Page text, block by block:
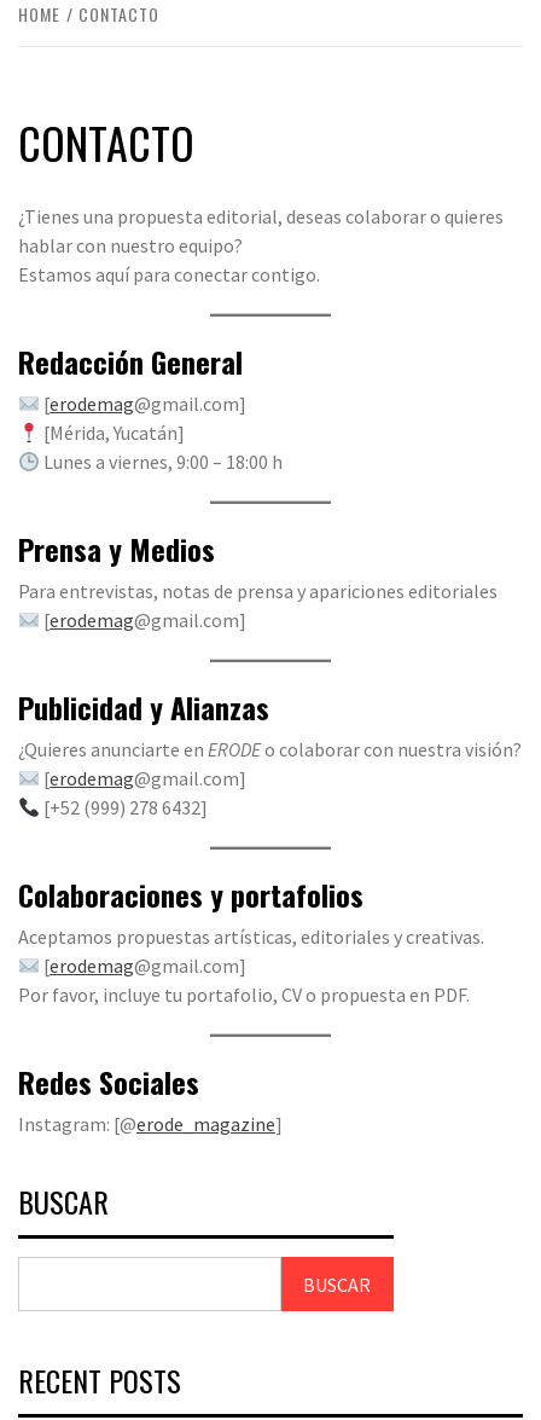
HOME CONTACTO
CONTACTO
¿Tienes una propuesta editorial, deseas colaborar o quieres
hablar con nuestro equipo?
Estamos aquí para conectar contigo.
Redacción General
[erodemag@gmail.com]
[Mérida, Yucatán]
Lunes a viernes, 9:00 – 18:00 h
Prensa y Medios
Para entrevistas, notas de prensa y apariciones editoriales
[erodemag@gmail.com]
Publicidad y Alianzas
¿Quieres anunciarte en ERODEo colaborar con nuestra visión?
[erodemag@gmail.com]
[+52 (999) 278 6432]
Colaboraciones y portafolios
Aceptamos propuestas artísticas, editoriales y creativas.
[erodemag@gmail.com]
Por favor, incluye tu portafolio, CV o propuesta en PDF.
Redes Sociales
Instagram: [@erode_magazine]
BUSCAR
BUSCAR
RECENT POSTS